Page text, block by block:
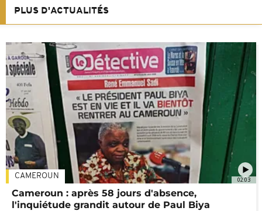
PLUS D'ACTUALITÉS
02:03
CAMEROUN
Cameroun : après 58 jours d'absence,
l'inquiétude grandit autour de Paul Biya